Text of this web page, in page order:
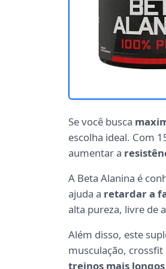
Se você busca
escolha ideal. Com
aumentar a
A Beta Alanina é
ajuda a retardar a
alta pureza, livre de
Além disso, este
musculação,
treinos mais longos